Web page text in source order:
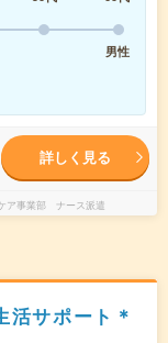
男性
詳しく見る
ア事業部 ナース派遣
サポート＊